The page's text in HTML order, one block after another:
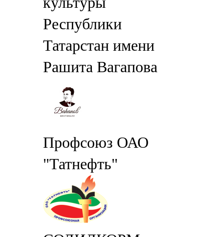
Республики
Татарстан имени
Рашита Вагапова
Профсоюз ОАО
"Татнефть"